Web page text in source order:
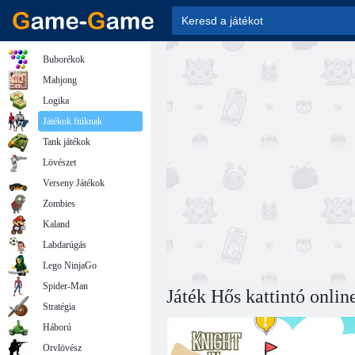
Játék Hős kattintó
Buborékok
Mahjong
Logika
Játékok fiúknak
Tank játékok
Lövészet
Verseny Játékok
Zombies
Kaland
Labdarúgás
Lego NinjaGo
Spider-Man
Stratégia
Háború
Orvlövész